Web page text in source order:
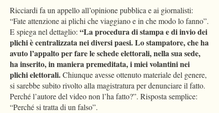
Ricciardi fa un appello all’opinione pubblica e ai giornalisti:
“Fate attenzione ai plichi che viaggiano e in che modo lo fanno”.
E spiega nel dettaglio: “La procedura di stampa e di invio dei
plichi è centralizzata nei diversi paesi. Lo stampatore, che ha
avuto l’appalto per fare le schede elettorali, nella sua sede,
ha inserito, in maniera premeditata, i miei volantini nei
plichi elettorali.Chiunque avesse ottenuto materiale del genere,
si sarebbe subito rivolto alla magistratura per denunciare il fatto.
Perché l’autore del video non l’ha fatto?”. Risposta semplice:
“Perché si tratta di un falso”.